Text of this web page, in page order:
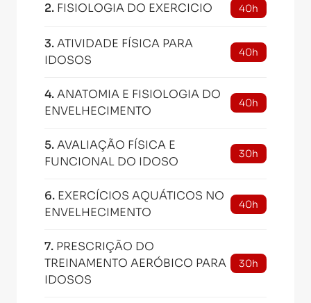
2. FISIOLOGIA DO EXERCICIO 40h
3.ATIVIDADE FÍSICA PARA
IDOSOS
40h
4.ANATOMIA E FISIOLOGIA DO
ENVELHECIMENTO
40h
5.AVALIAÇÃO FÍSICA E
FUNCIONAL DO IDOSO
30h
6. EXERCÍCIOS AQUÁTICOS NO
ENVELHECIMENTO
40h
7. PRESCRIÇÃO DO
TREINAMENTO AERÓBICO PARA
IDOSOS
30h